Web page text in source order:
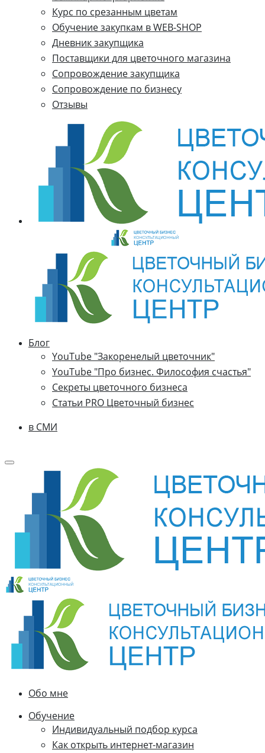
Курс по срезанным цветам
Обучение закупкам в WEB-SHOP
Дневник закупщика
Поставщики для цветочного магазина
Сопровождение закупщика
Cопровождение по бизнесу
Отзывы
Блог
YouTube "Закоренелый цветочник"
YouTube "Про бизнес. Философия счастья"
Секреты цветочного бизнеса
Статьи PRO Цветочный бизнес
в СМИ
Обо мне
Обучение
Индивидуальный подбор курса
Как открыть интернет-магазин